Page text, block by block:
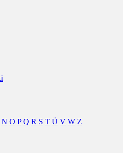
N O P Q R S T Ü V W Z